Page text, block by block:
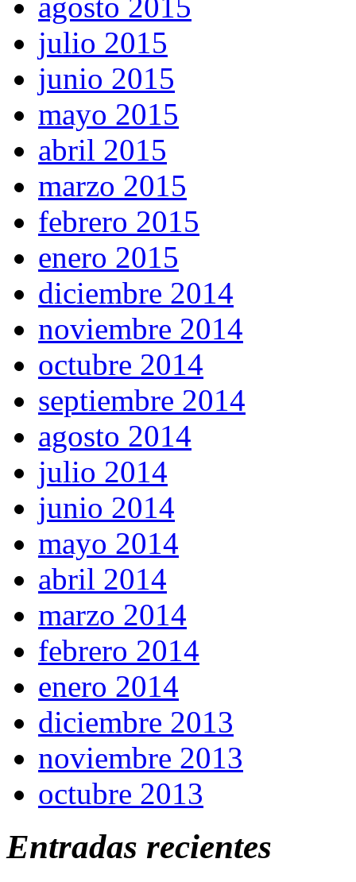
agosto 2015
julio 2015
junio 2015
mayo 2015
abril 2015
marzo 2015
febrero 2015
enero 2015
diciembre 2014
noviembre 2014
octubre 2014
septiembre 2014
agosto 2014
julio 2014
junio 2014
mayo 2014
abril 2014
marzo 2014
febrero 2014
enero 2014
diciembre 2013
noviembre 2013
octubre 2013
Entradas recientes